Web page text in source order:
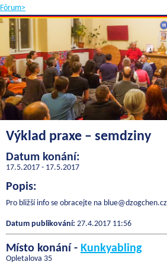
Fórum>
Výklad praxe – semdziny
Datum konání:
17.5.2017 - 17.5.2017
Popis:
Pro bližší info se obracejte na blue@dzogchen.cz
Datum publikování: 27.4.2017 11:56
Místo konání - Kunkyabling
Opletalova 35